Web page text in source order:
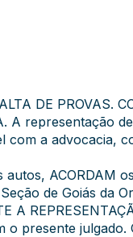
DE PROVAS.
A representação
a advocacia,
autos, ACORDAM
de Goiás da
A
presente julgado.